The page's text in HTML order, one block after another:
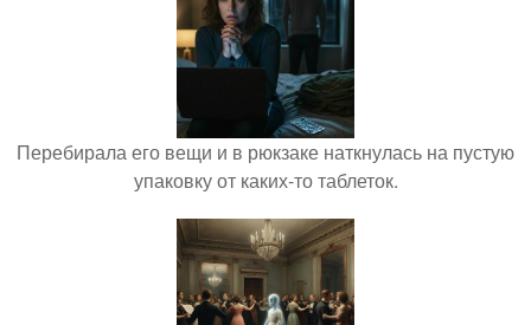
Перебирала его вещи и в рюкзаке наткнулась на пустую
упаковку от каких-то таблеток.